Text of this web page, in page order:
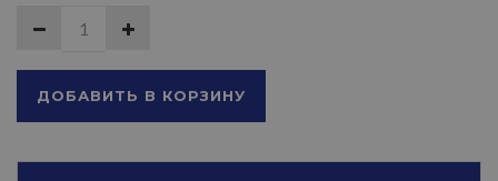
ДОБАВИТЬ В КОРЗИНУ